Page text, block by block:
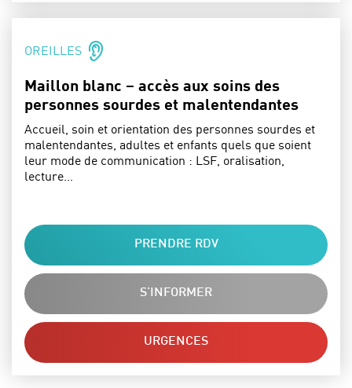
SPÉCIALITÉS :
OREILLES
Maillon blanc – accès aux soins des
personnes sourdes et malentendantes
Accueil, soin et orientation des personnes sourdes et
malentendantes, adultes et enfants quels que soient
leur mode de communication : LSF, oralisation,
lecture…
PRENDRE RDV
S'INFORMER
URGENCES